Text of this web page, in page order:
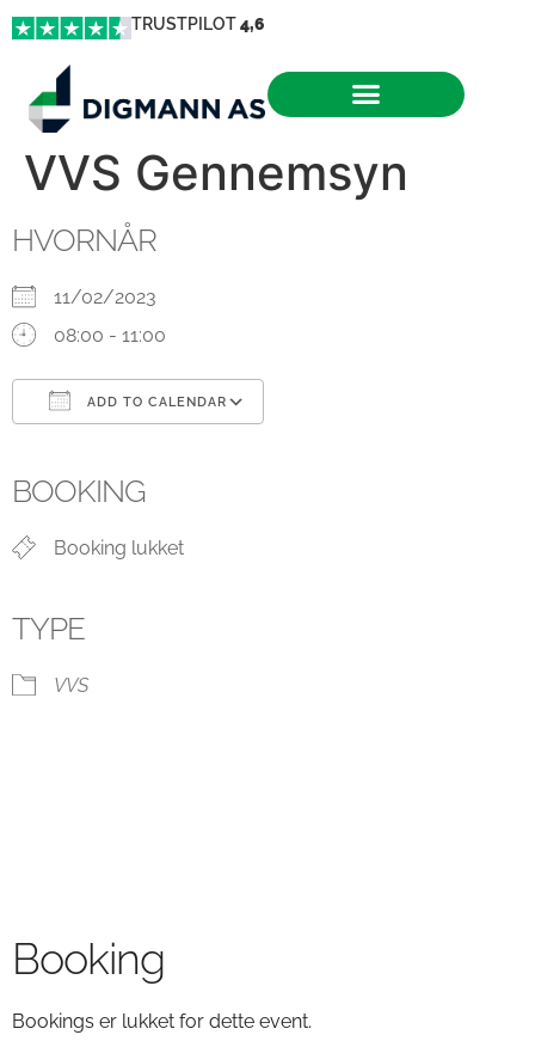
TRUSTPILOT4,6
VVS Gennemsyn
HVORNÅR
11/02/2023
08:00 - 11:00
ADD TO CALENDAR
BOOKING
Booking lukket
TYPE
VVS
Booking
Bookings er lukket for dette event.